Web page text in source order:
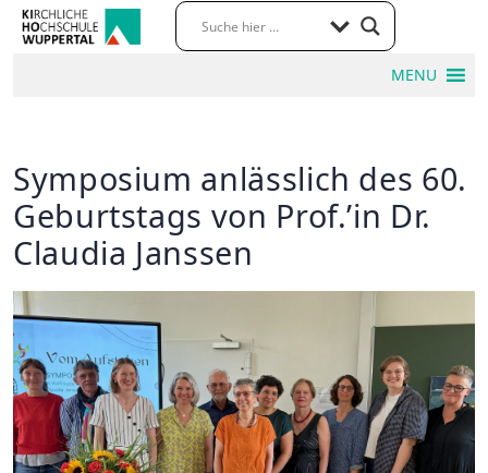
MENU
Symposium anlässlich des 60.
Geburtstags von Prof.’in Dr.
Claudia Janssen